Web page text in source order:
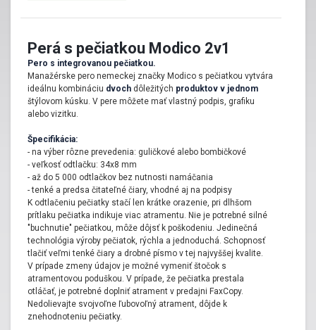
zároveň praktické riešenie
. Kombinované pero s pečiatkou vám
uľahčí každodennú prácu, pretože nebudete musieť so sebou nosiť
toľko kancelárskych potrieba pracovných pomôcok. Overovanie
dokumentov na úradoch môže byť stresujúce a často, kvôli
banálnym veciam ako zabudnutá pečiatka, musíte návštevu úradu
zopakovať.S multifunkčným perom s pečiatkou
pečiatku k dispozícii. Nezabudnite, že
druhá vizitkapreto ju majte neustále so sebou v kombinovanom
pere Modico 2v1.
Vyhotovenie pera s pečiatkou
Modico 2v1
Na výber máte celokovovéguličkové a bombičkové peráv
rôznych farebných či prémiových prevedeniach s poniklovaným,
prípadne chrómovým kovaním. Naštočoksi môžete nechať
vyhotoviťľubovoľný text, firemné údaje alebo vlastný podpis
Práca s perom Modico 2v1 je čistá, nemusíte sa báť zašpinenia
atramentom. Ten je riadne zabezpečený vo vnútri pera, aby sa vám
Perá s pečiatkou Modico 2v1
Pero s integrovanou pečiatkou.
Manažérske pero nemeckej značky Modico s pečiatkou vytvára
ideálnu kombináciu dvoch dôležitých produktov v jednom
štýlovom kúsku. V pere môžete mať vlastný podpis, grafiku
alebo vizitku.
Špecifikácia:
- na výber rôzne prevedenia: guličkové alebo bombičkové
- veľkosť odtlačku: 34x8 mm
- až do 5 000 odtlačkov bez nutnosti namáčania
- tenké a predsa čitateľné čiary, vhodné aj na podpisy
K odtlačeniu pečiatky stačí len krátke orazenie, pri dlhšom
prítlaku pečiatka indikuje viac atramentu. Nie je potrebné silné
"buchnutie" pečiatkou, môže dôjsť k poškodeniu. Jedinečná
technológia výroby pečiatok, rýchla a jednoduchá. Schopnosť
tlačiť veľmi tenké čiary a drobné písmo v tej najvyššej kvalite.
V prípade zmeny údajov je možné vymeniť štočok s
atramentovou poduškou. V prípade, že pečiatka prestala
otláčať, je potrebné doplniť atrament v predajni FaxCopy.
Nedolievajte svojvoľne ľubovoľný atrament, dôjde k
znehodnoteniu pečiatky.